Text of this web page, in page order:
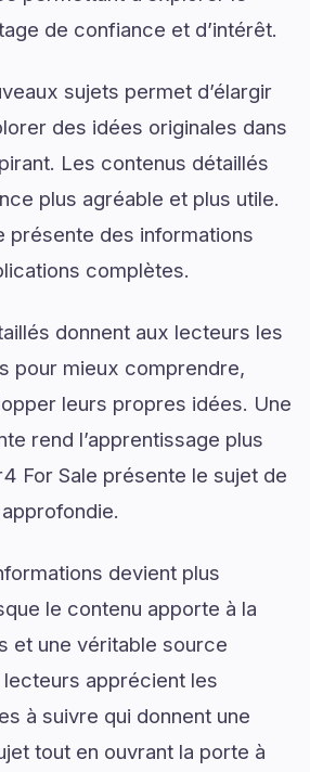
de confiance et d’intérêt.
sujets permet d’élargir
des idées originales dans
Les contenus détaillés
plus agréable et plus utile.
présente des informations
complètes.
donnent aux lecteurs les
pour mieux comprendre,
leurs propres idées. Une
rend l’apprentissage plus
For Sale présente le sujet de
devient plus
le contenu apporte à la
et une véritable source
lecteurs apprécient les
à suivre qui donnent une
tout en ouvrant la porte à